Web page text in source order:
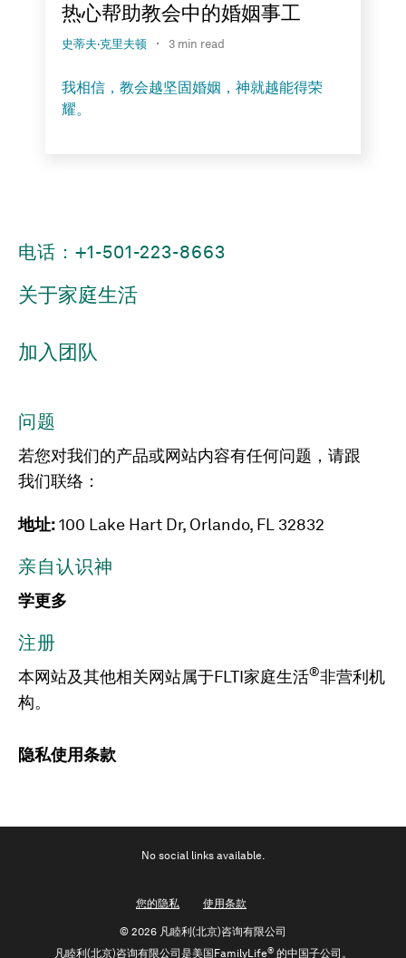
热心帮助教会中的婚姻事工
史蒂夫·克里夫顿 · 3 min read
我相信，教会越坚固婚姻，神就越能得荣
耀。
电话：+1-501-223-8663
关于家庭生活
加入团队
问题
若您对我们的产品或网站内容有任何问题，请跟
我们联络：
地址:100 Lake Hart Dr, Orlando, FL 32832
亲自认识神
学更多
注册
本网站及其他相关网站属于FLTI家庭生活®非营利机
构。
隐私使用条款
No social links available.
您的隐私 使用条款
© 2026 凡睦利(北京)咨询有限公司
凡睦利(北京)咨询有限公司是美国FamilyLife®的中国子公司。